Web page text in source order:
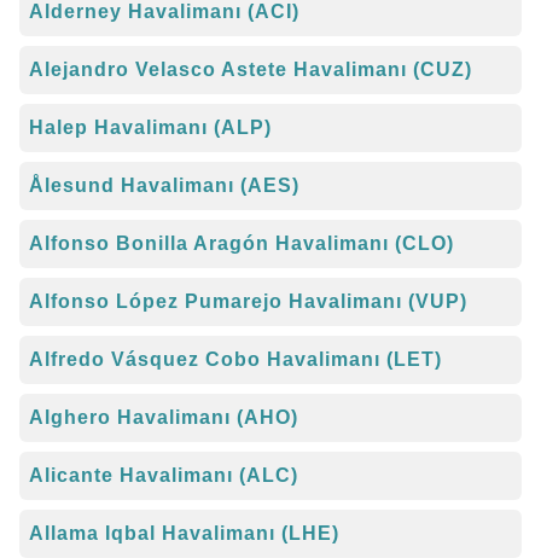
Alderney Havalimanı (ACI)
Alejandro Velasco Astete Havalimanı (CUZ)
Halep Havalimanı (ALP)
Ålesund Havalimanı (AES)
Alfonso Bonilla Aragón Havalimanı (CLO)
Alfonso López Pumarejo Havalimanı (VUP)
Alfredo Vásquez Cobo Havalimanı (LET)
Alghero Havalimanı (AHO)
Alicante Havalimanı (ALC)
Allama Iqbal Havalimanı (LHE)